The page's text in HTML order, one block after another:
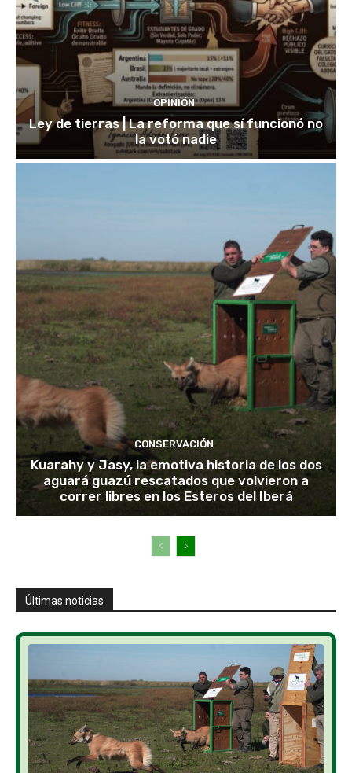
OPINIÓN
Ley de tierras | La reforma que sí funcionó no
la votó nadie
CONSERVACIÓN
Kuarahy y Jasy, la emotiva historia de los dos
aguará guazú rescatados que volvieron a
correr libres en los Esteros del Iberá
Últimas noticias